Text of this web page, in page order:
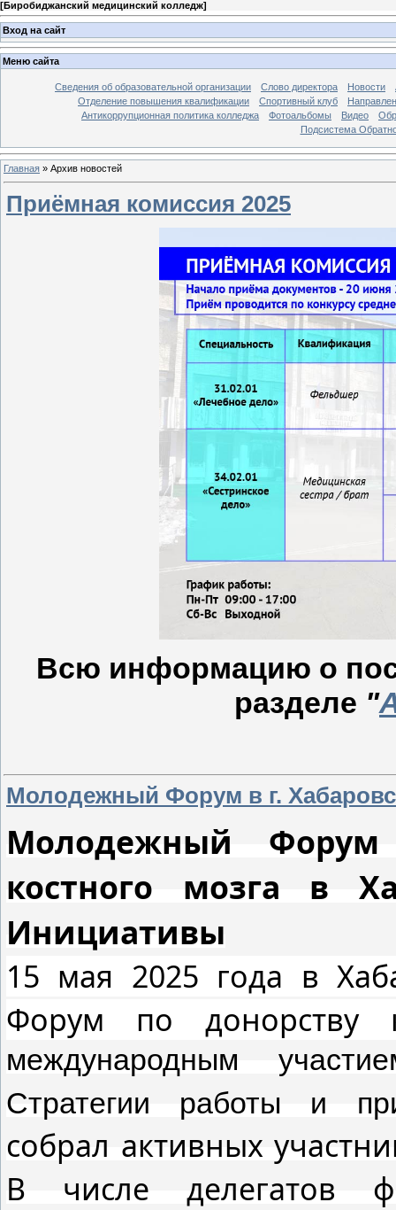
[Биробиджанский медицинский колледж]
Вход на сайт
Меню сайта
Сведения об образовательной организации Слово директора Новости
Отделение повышения квалификации
Спортивный клуб
Антикоррупционная политика колледжа
Фотоальбомы Видео
Подсистема
Главная » Архив новостей
Приёмная комиссия 2025
Всю информацию о
разделе "
Молодежный Форум в г.
Молодежный
костного мозга в
Инициативы
15 мая 2025 года в
Форум по
международным
Стратегии работы и
собрал активных
В числе делегатов